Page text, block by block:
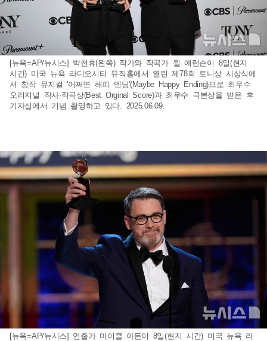
[뉴욕=AP/뉴시스] 박천휴(왼쪽) 작가와 작곡가 윌 애런슨이 8일(현지
시간) 미국 뉴욕 라디오시티 뮤직홀에서 열린 제78회 토니상 시상식에
서 창작 뮤지컬 '어쩌면 해피 엔딩'(Maybe Happy Ending)으로 최우수
오리지널 작사·작곡상(Best Orginal Score)과 최우수 극본상을 받은 후
기자실에서 기념 촬영하고 있다. 2025.06.09.
[뉴욕=AP/뉴시스] 연출가 마이클 아든이 8일(현지 시간) 미국 뉴욕 라